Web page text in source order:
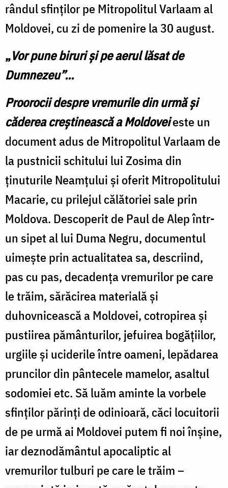
rândul sfinţilor pe Mitropolitul Varlaam al
Moldovei, cu zi de pomenire la 30 august.
„Vor pune biruri şi pe aerul lăsat de
Dumnezeu”…
Proorocii despre vremurile din urmă şi
căderea creştinească a Moldoveieste un
document adus de Mitropolitul Varlaam de
la pustnicii schitului lui Zosima din
ţinuturile Neamţului şi oferit Mitropolitului
Macarie, cu prilejul călătoriei sale prin
Moldova. Descoperit de Paul de Alep într-
un sipet al lui Duma Negru, documentul
uimeşte prin actualitatea sa, descriind,
pas cu pas, decadenţa vremurilor pe care
le trăim, sărăcirea materială şi
duhovnicească a Moldovei, cotropirea şi
pustiirea pământurilor, jefuirea bogăţiilor,
urgiile şi uciderile între oameni, lepădarea
pruncilor din pântecele mamelor, asaltul
sodomiei etc. Să luăm aminte la vorbele
sfinţilor părinţi de odinioară, căci locuitorii
de pe urmă ai Moldovei putem fi noi înşine,
iar deznodământul apocaliptic al
vremurilor tulburi pe care le trăim –